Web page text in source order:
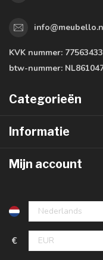
KVK nummer: 77563433
btw-nummer:
Categorieën
Informatie
Mijn account
€